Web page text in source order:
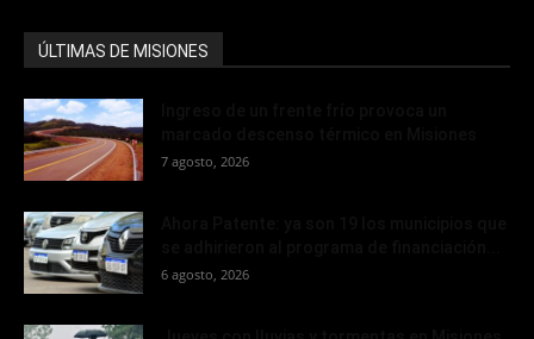
ÚLTIMAS DE MISIONES
7 agosto, 2026
6 agosto, 2026